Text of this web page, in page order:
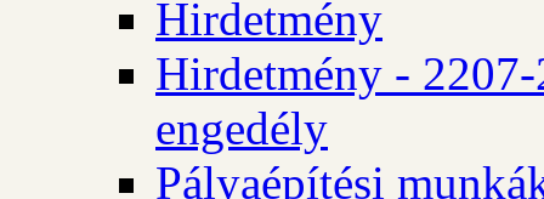
Hirdetmény
Hirdetmény -
engedély
Pályaépítési